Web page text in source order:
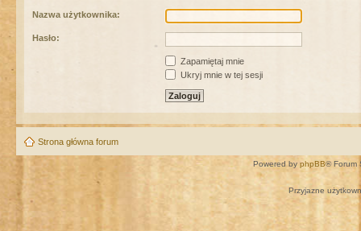
Nazwa użytkownika:
Hasło:
Zapamiętaj mnie
Ukryj mnie w tej sesji
Strona główna forum
Powered by phpBB® Forum
Przyjazne